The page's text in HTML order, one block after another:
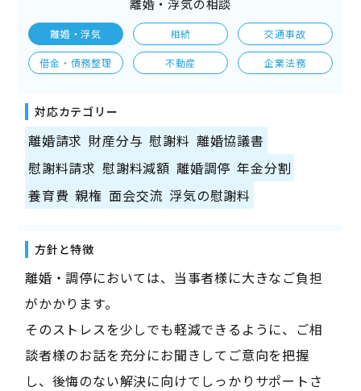
離婚・浮気 相続 交通事故
借金・債務整理 不動産 企業法務
対応カテゴリー
離婚請求 財産分与 慰謝料 離婚協議書
慰謝料請求 慰謝料減額 離婚調停 年金分割
養育費 親権 面会交流 浮気の慰謝料
方針と特徴
離婚・調停においては、当事者様に大きなご負担
がかかります。
そのストレスを少しでも軽減できるように、ご相
談者様のお話を充分にお聞きしてご意向を把握
し、後悔のない解決に向けてしっかりサポートさ